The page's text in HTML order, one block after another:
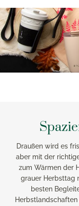
Draußen wird es
aber mit der
zum Wärmen der
grauer Herbsttag
besten